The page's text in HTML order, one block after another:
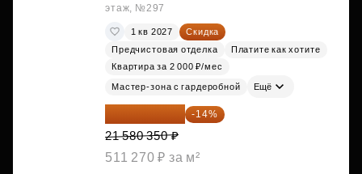
этаж, №297
1 кв 2027
Скидка
Предчистовая отделка
Платите как хотите
Квартира за 2 000 ₽/мес
Мастер-зона с гардеробной Ещё
18 559 101 ₽ -14%
21 580 350 ₽
511 270 ₽ за м²